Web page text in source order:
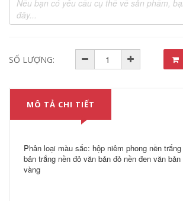
SỐ LƯỢNG:
MÔ TẢ CHI TIẾT
Phân loại màu sắc: hộp niêm phong nền
bản trắng nền đỏ văn bản đỏ nền đen văn
vàng